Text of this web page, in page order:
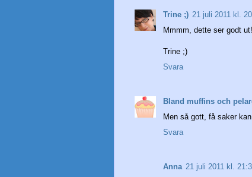
Trine ;) 21 juli 2011 kl.
Mmmm, dette ser godt
Trine ;)
Svara
Bland muffins och
Men så gott, få saker
Svara
Anna 21 juli 2011 kl.